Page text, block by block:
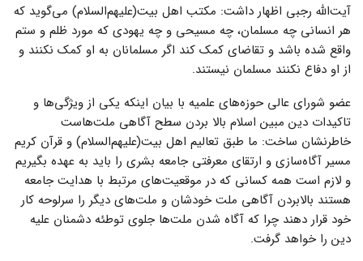
آیت‌الله رجبی اظهار داشت: مکتب اهل بیت(علیهم‌السلام) می‌گوید که
هر انسانی چه مسلمان، چه مسیحی و چه یهودی که مورد ظلم و ستم
واقع شده باشد و تقاضای کمک کند اگر مسلمانان به او کمک نکنند و
از او دفاع نکنند مسلمان نیستند.
عضو شورای عالی حوزه‌های علمیه با بیان اینکه یکی از ویژگی‌ها و
تاکیدات دین مبین اسلام بالا بردن سطح آگاهی ملت‌هاست
خاطرنشان ساخت: ما طبق تعالیم اهل بیت(علیهم‌السلام) و قرآن کریم
مسیر آگاه‌سازی و ارتقای معرفتی جامعه بشری را باید به عهده بگیریم
و لازم است همه کسانی که در موقعیت‌های مرتبط با هدایت جامعه
هستند بالابردن آگاهی ملت خودشان و ملت‌های دیگر را سرلوحه کار
خود قرار دهند چرا که آگاه شدن ملت‌ها جلوی توطئه دشمنان علیه
دین را خواهد گرفت.